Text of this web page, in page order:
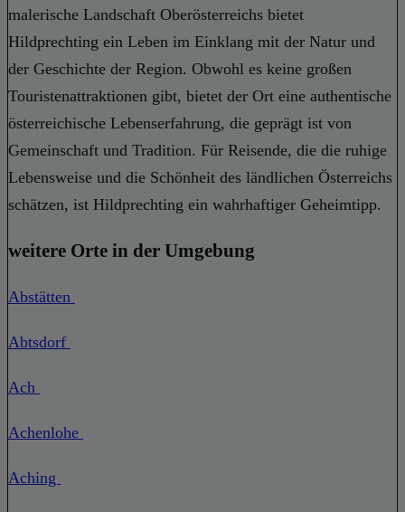
malerische Landschaft Oberösterreichs bietet
Hildprechting ein Leben im Einklang mit der Natur und
der Geschichte der Region. Obwohl es keine großen
Touristenattraktionen gibt, bietet der Ort eine authentische
österreichische Lebenserfahrung, die geprägt ist von
Gemeinschaft und Tradition. Für Reisende, die die ruhige
Lebensweise und die Schönheit des ländlichen Österreichs
schätzen, ist Hildprechting ein wahrhaftiger Geheimtipp.
weitere Orte in der Umgebung
Abstätten
Abtsdorf
Ach
Achenlohe
Aching